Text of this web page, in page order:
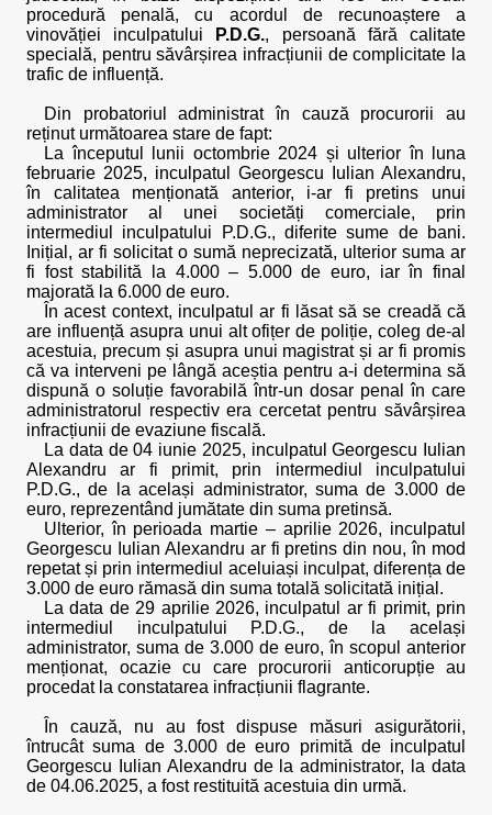
procedură penală, cu acordul de recunoaștere a
vinovăției inculpatului
P.D.G., persoană fără calitate
specială, pentru săvârșirea infracțiunii de complicitate la
trafic de influență.
Din probatoriul administrat în cauză procurorii au
reținut următoarea stare de fapt:
La începutul lunii octombrie 2024 și ulterior în luna
februarie 2025, inculpatul Georgescu Iulian Alexandru,
în calitatea menționată anterior, i-ar fi pretins unui
administrator al unei societăți comerciale, prin
intermediul inculpatului P.D.G., diferite sume de bani.
Inițial, ar fi solicitat o sumă neprecizată, ulterior suma ar
fi fost stabilită la 4.000 – 5.000 de euro, iar în final
majorată la 6.000 de euro.
În acest context, inculpatul ar fi lăsat să se creadă că
are influență asupra unui alt ofițer de poliție, coleg de-al
acestuia, precum și asupra unui magistrat și ar fi promis
că va interveni pe lângă aceștia pentru a-i determina să
dispună o soluție favorabilă într-un dosar penal în care
administratorul respectiv era cercetat pentru săvârșirea
infracțiunii de evaziune fiscală.
La data de 04 iunie 2025, inculpatul Georgescu Iulian
Alexandru ar fi primit, prin intermediul inculpatului
P.D.G., de la același administrator, suma de 3.000 de
euro, reprezentând jumătate din suma pretinsă.
Ulterior, în perioada martie – aprilie 2026, inculpatul
Georgescu Iulian Alexandru ar fi pretins din nou, în mod
repetat și prin intermediul aceluiași inculpat, diferența de
3.000 de euro rămasă din suma totală solicitată inițial.
La data de 29 aprilie 2026, inculpatul ar fi primit, prin
intermediul inculpatului P.D.G., de la același
administrator, suma de 3.000 de euro, în scopul anterior
menționat, ocazie cu care procurorii anticorupție au
procedat la constatarea infracțiunii flagrante.
În cauză, nu au fost dispuse măsuri asigurătorii,
întrucât suma de 3.000 de euro primită de inculpatul
Georgescu Iulian Alexandru de la administrator, la data
de 04.06.2025, a fost restituită acestuia din urmă.